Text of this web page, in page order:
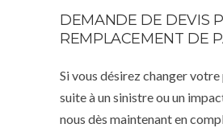
DEMANDE DE DEVIS
REMPLACEMENT DE
Si vous désirez changer
suite à un sinistre ou un
nous dès maintenant en